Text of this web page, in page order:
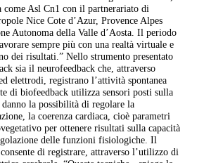
Asl Cn1 con il partnerariato di
Nice Cote d’Azur, Provence Alpes
Autonoma della Valle d’Aosta. Il periodo
sempre più con una realtà virtuale e
dei risultati.” Nello strumento presentato
sia il neurofeedback che, attraverso
elettrodi, registrano l’attività spontanea
di biofeedback utilizza sensori posti sulla
la possibilità di regolare la
la coerenza cardiaca, cioè parametri
per ottenere risultati sulla capacità
delle funzioni fisiologiche. Il
di registrare, attraverso l’utilizzo di